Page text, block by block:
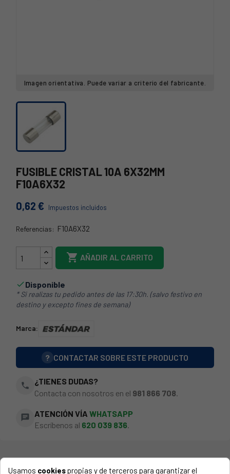
Imagen orientativa. Puede variar a criterio del fabricante.
FUSIBLE CRISTAL 10A 6X32MM
F10A6X32
0,62 € Impuestos incluidos
Referencias: F10A6X32
F-10A 6X32
 AÑADIR AL CARRITO
Disponible
* Si realizas tu pedido antes de las 17:30h. (salvo festivo en
destino y excepto fines de semana)
Marca:
? CONTACTAR SOBRE ESTE PRODUCTO
phone
¿TIENES DUDAS?
Contacta con nosotros en el 981 866 708
chat ATENCIÓN VÍA WHATSAPP
Escríbenos al 620 039 836.
Usamos cookiespropias y de terceros para garantizar el